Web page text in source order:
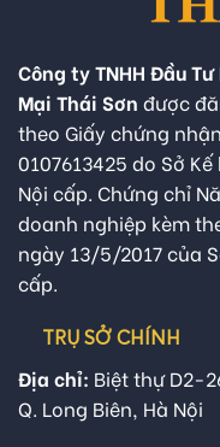
Công ty TNHH Đầu
Mại Thái Sơn được
theo Giấy chứng
0107613425 do Sở
Nội cấp. Chứng chỉ
doanh nghiệp kèm
ngày 13/5/2017 của
cấp.
TRỤ SỞ CHÍNH
Địa chỉ: Biệt thự D2-
Q. Long Biên, Hà Nội